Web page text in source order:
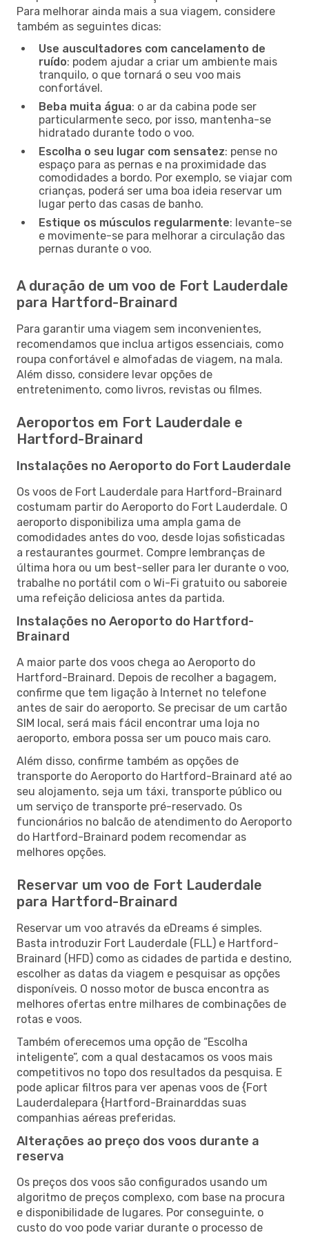
Para melhorar ainda mais a sua viagem, considere
também as seguintes dicas:
Use auscultadores com cancelamento de
ruído: podem ajudar a criar um ambiente mais
tranquilo, o que tornará o seu voo mais
confortável.
Beba muita água: o ar da cabina pode ser
particularmente seco, por isso, mantenha-se
hidratado durante todo o voo.
Escolha o seu lugar com sensatez: pense no
espaço para as pernas e na proximidade das
comodidades a bordo. Por exemplo, se viajar com
crianças, poderá ser uma boa ideia reservar um
lugar perto das casas de banho.
Estique os músculos regularmente: levante-se
e movimente-se para melhorar a circulação das
pernas durante o voo.
A duração de um voo de Fort Lauderdale
para Hartford-Brainard
Para garantir uma viagem sem inconvenientes,
recomendamos que inclua artigos essenciais, como
roupa confortável e almofadas de viagem, na mala.
Além disso, considere levar opções de
entretenimento, como livros, revistas ou filmes.
Aeroportos em Fort Lauderdale e
Hartford-Brainard
Instalações no Aeroporto do Fort Lauderdale
Os voos de Fort Lauderdale para Hartford-Brainard
costumam partir do Aeroporto do Fort Lauderdale. O
aeroporto disponibiliza uma ampla gama de
comodidades antes do voo, desde lojas sofisticadas
a restaurantes gourmet. Compre lembranças de
última hora ou um best-seller para ler durante o voo,
trabalhe no portátil com o Wi-Fi gratuito ou saboreie
uma refeição deliciosa antes da partida.
Instalações no Aeroporto do Hartford-
Brainard
A maior parte dos voos chega ao Aeroporto do
Hartford-Brainard. Depois de recolher a bagagem,
confirme que tem ligação à Internet no telefone
antes de sair do aeroporto. Se precisar de um cartão
SIM local, será mais fácil encontrar uma loja no
aeroporto, embora possa ser um pouco mais caro.
Além disso, confirme também as opções de
transporte do Aeroporto do Hartford-Brainard até ao
seu alojamento, seja um táxi, transporte público ou
um serviço de transporte pré-reservado. Os
funcionários no balcão de atendimento do Aeroporto
do Hartford-Brainard podem recomendar as
melhores opções.
Reservar um voo de Fort Lauderdale
para Hartford-Brainard
Reservar um voo através da eDreams é simples.
Basta introduzir Fort Lauderdale (FLL) e Hartford-
Brainard (HFD) como as cidades de partida e destino,
escolher as datas da viagem e pesquisar as opções
disponíveis. O nosso motor de busca encontra as
melhores ofertas entre milhares de combinações de
rotas e voos.
Também oferecemos uma opção de “Escolha
inteligente”, com a qual destacamos os voos mais
competitivos no topo dos resultados da pesquisa. E
pode aplicar filtros para ver apenas voos de {Fort
Lauderdalepara {Hartford-Brainarddas suas
companhias aéreas preferidas.
Alterações ao preço dos voos durante a
reserva
Os preços dos voos são configurados usando um
algoritmo de preços complexo, com base na procura
e disponibilidade de lugares. Por conseguinte, o
custo do voo pode variar durante o processo de